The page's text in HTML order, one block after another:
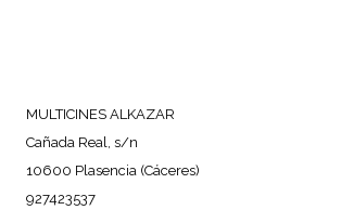
MULTICINES ALKAZAR
Cañada Real, s/n
10600 Plasencia (Cáceres)
927423537